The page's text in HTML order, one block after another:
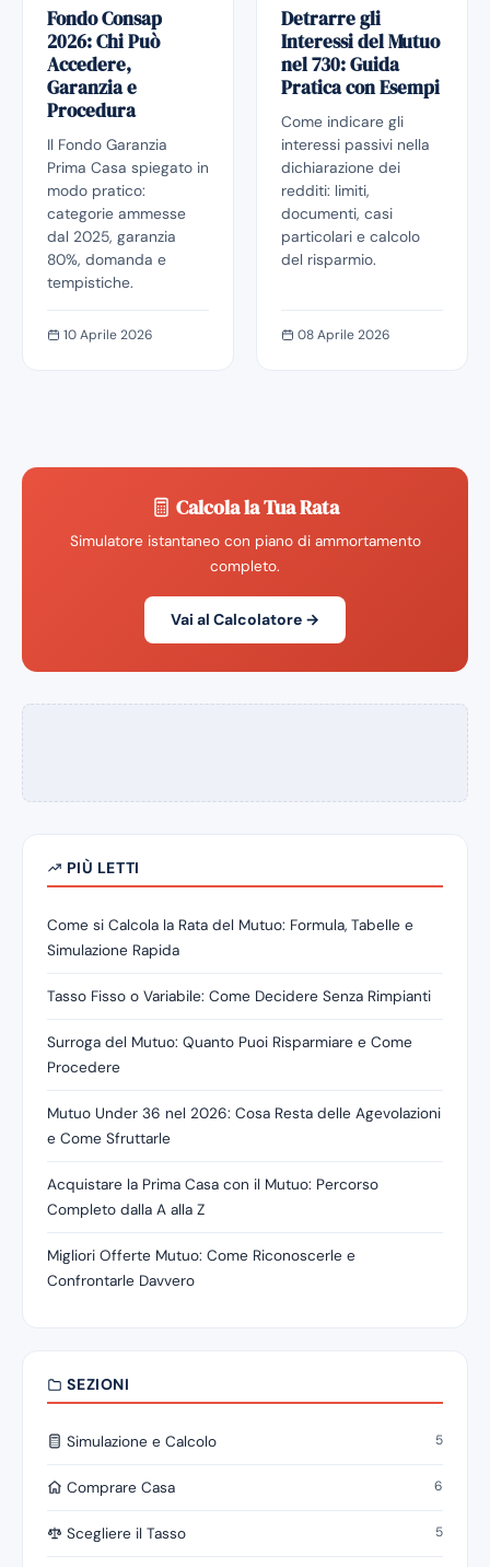
Fondo Consap
2026: Chi Può
Accedere,
Garanzia e
Procedura
Il Fondo Garanzia
Prima Casa spiegato in
modo pratico:
categorie ammesse
dal 2025, garanzia
80%, domanda e
tempistiche.
10 Aprile 2026
Detrarre gli
Interessi del Mutuo
nel 730: Guida
Pratica con Esempi
Come indicare gli
interessi passivi nella
dichiarazione dei
redditi: limiti,
documenti, casi
particolari e calcolo
del risparmio.
08 Aprile 2026
Calcola la Tua Rata
Simulatore istantaneo con piano di ammortamento
completo.
Vai al Calcolatore →
PIÙ LETTI
Come si Calcola la Rata del Mutuo: Formula, Tabelle e
Simulazione Rapida
Tasso Fisso o Variabile: Come Decidere Senza Rimpianti
Surroga del Mutuo: Quanto Puoi Risparmiare e Come
Procedere
Mutuo Under 36 nel 2026: Cosa Resta delle Agevolazioni
e Come Sfruttarle
Acquistare la Prima Casa con il Mutuo: Percorso
Completo dalla A alla Z
Migliori Offerte Mutuo: Come Riconoscerle e
Confrontarle Davvero
SEZIONI
Simulazione e Calcolo 5
Comprare Casa 6
Scegliere il Tasso 5